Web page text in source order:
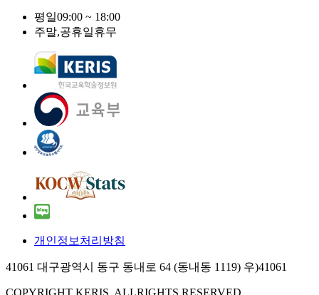
평일09:00 ~ 18:00
주말,공휴일휴무
개인정보처리방침
41061 대구광역시 동구 동내로 64 (동내동 1119) 우)41061
COPYRIGHT KERIS. ALLRIGHTS RESERVED